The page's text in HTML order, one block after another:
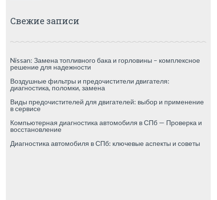
Свежие записи
Nissan: Замена топливного бака и горловины – комплексное
решение для надежности
Воздушные фильтры и предочистители двигателя:
диагностика, поломки, замена
Виды предочистителей для двигателей: выбор и применение
в сервисе
Компьютерная диагностика автомобиля в СПб — Проверка и
восстановление
Диагностика автомобиля в СПб: ключевые аспекты и советы